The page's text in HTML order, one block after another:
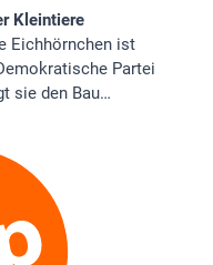
Kleintiere
Eichhörnchen ist
Partei
sie den Bau…